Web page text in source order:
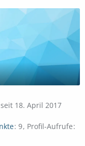
18. April 2017
9 Profil-Aufrufe